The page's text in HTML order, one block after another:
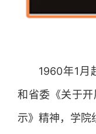
1960年1月
和省委《关于
示》精神，学